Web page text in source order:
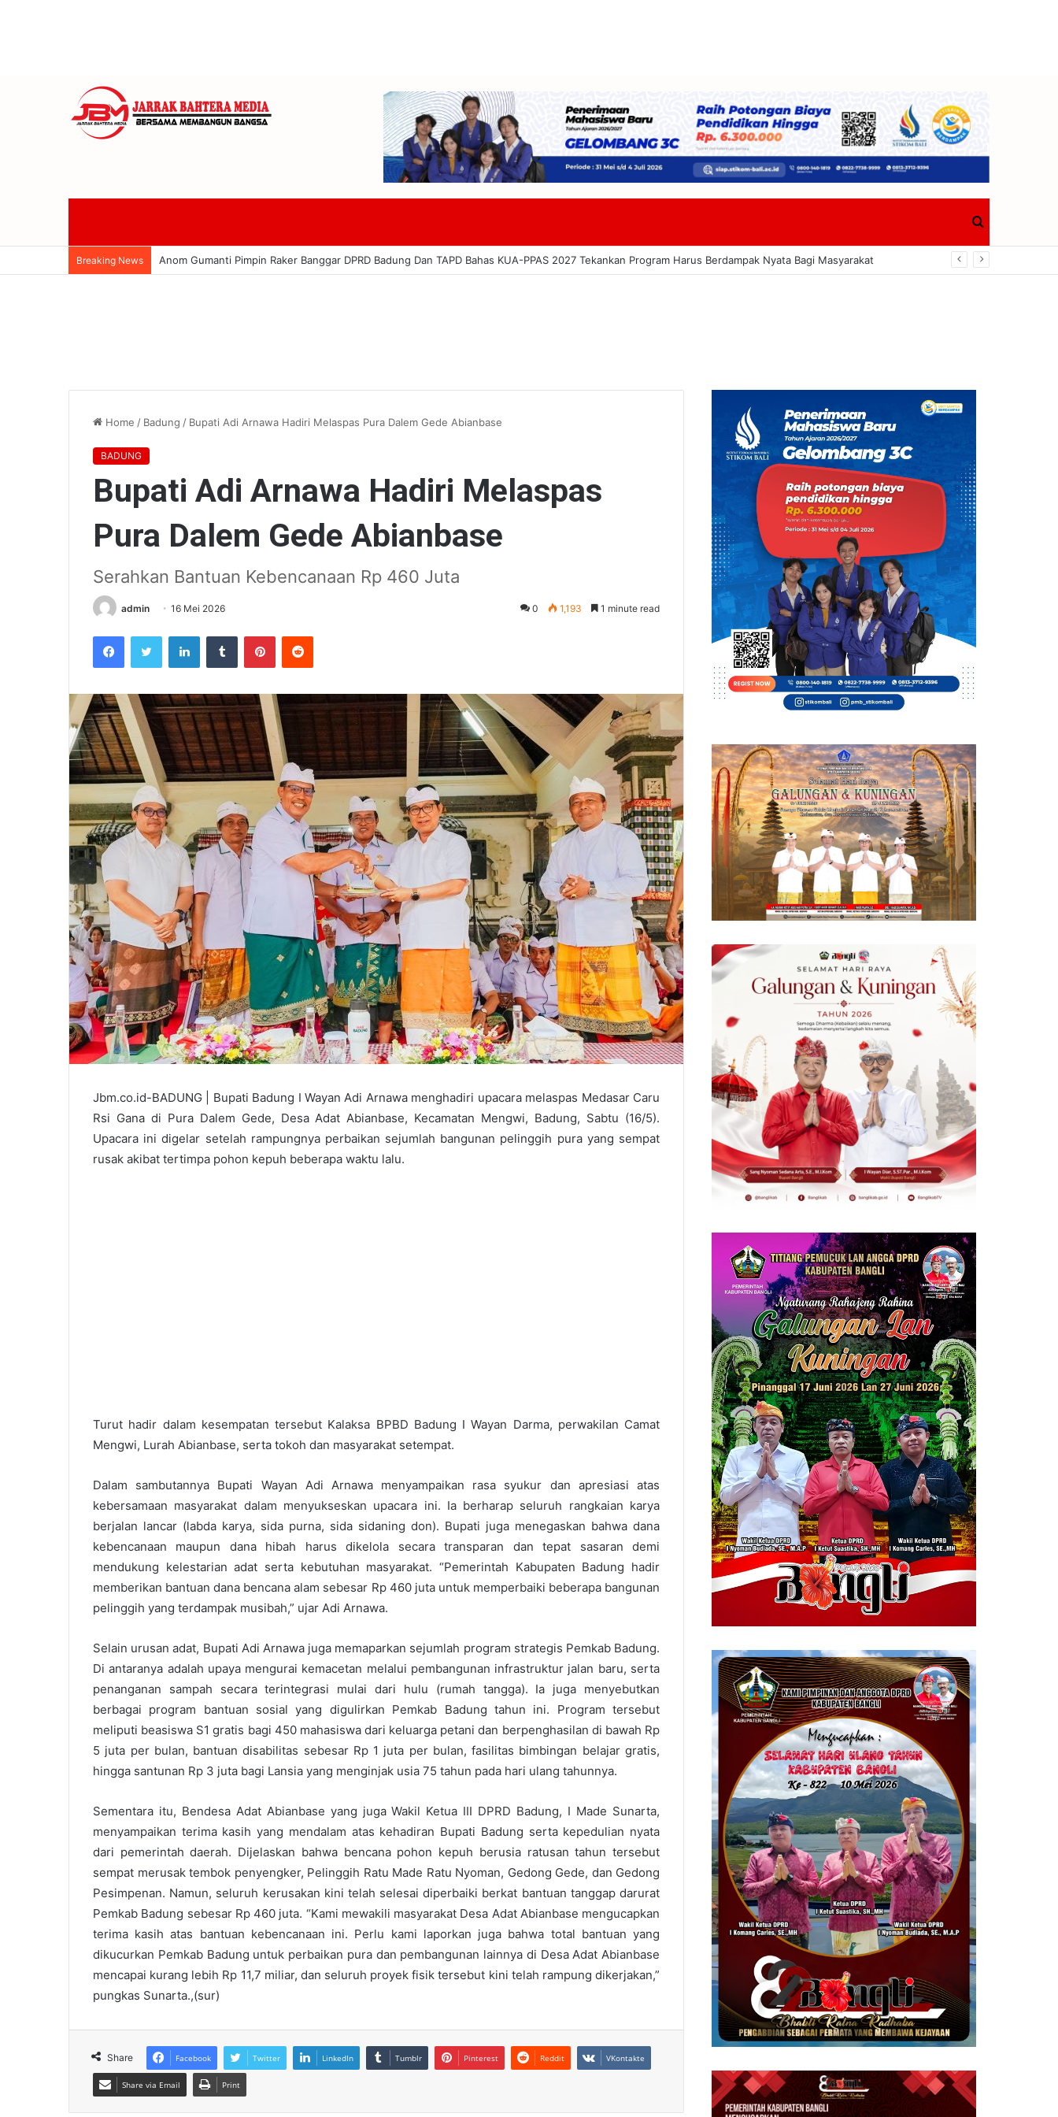
for
Breaking News Banggar DPRD Badung Soroti Utang Rp822 Miliar: Lanang Umbara Minta Pemerataan Pembangunan Hingga Petang Dalam KUA-PPAS 2027
Home / Badung / Bupati Adi Arnawa Hadiri Melaspas Pura Dalem Gede Abianbase
BADUNG
Bupati Adi Arnawa Hadiri Melaspas
Pura Dalem Gede Abianbase
Serahkan Bantuan Kebencanaan Rp 460 Juta
admin 16 Mei 2026 0 1,193 1 minute read
Jbm.co.id-BADUNG | Bupati Badung I Wayan Adi Arnawa menghadiri upacara melaspas Medasar Caru
Rsi Gana di Pura Dalem Gede, Desa Adat Abianbase, Kecamatan Mengwi, Badung, Sabtu (16/5).
Upacara ini digelar setelah rampungnya perbaikan sejumlah bangunan pelinggih pura yang sempat
rusak akibat tertimpa pohon kepuh beberapa waktu lalu.
Turut hadir dalam kesempatan tersebut Kalaksa BPBD Badung I Wayan Darma, perwakilan Camat
Mengwi, Lurah Abianbase, serta tokoh dan masyarakat setempat.
Dalam sambutannya Bupati Wayan Adi Arnawa menyampaikan rasa syukur dan apresiasi atas
kebersamaan masyarakat dalam menyukseskan upacara ini. Ia berharap seluruh rangkaian karya
berjalan lancar (labda karya, sida purna, sida sidaning don). Bupati juga menegaskan bahwa dana
kebencanaan maupun dana hibah harus dikelola secara transparan dan tepat sasaran demi
mendukung kelestarian adat serta kebutuhan masyarakat. “Pemerintah Kabupaten Badung hadir
memberikan bantuan dana bencana alam sebesar Rp 460 juta untuk memperbaiki beberapa bangunan
pelinggih yang terdampak musibah,” ujar Adi Arnawa.
Selain urusan adat, Bupati Adi Arnawa juga memaparkan sejumlah program strategis Pemkab Badung.
Di antaranya adalah upaya mengurai kemacetan melalui pembangunan infrastruktur jalan baru, serta
penanganan sampah secara terintegrasi mulai dari hulu (rumah tangga). Ia juga menyebutkan
berbagai program bantuan sosial yang digulirkan Pemkab Badung tahun ini. Program tersebut
meliputi beasiswa S1 gratis bagi 450 mahasiswa dari keluarga petani dan berpenghasilan di bawah Rp
5 juta per bulan, bantuan disabilitas sebesar Rp 1 juta per bulan, fasilitas bimbingan belajar gratis,
hingga santunan Rp 3 juta bagi Lansia yang menginjak usia 75 tahun pada hari ulang tahunnya.
Sementara itu, Bendesa Adat Abianbase yang juga Wakil Ketua III DPRD Badung, I Made Sunarta,
menyampaikan terima kasih yang mendalam atas kehadiran Bupati Badung serta kepedulian nyata
dari pemerintah daerah. Dijelaskan bahwa bencana pohon kepuh berusia ratusan tahun tersebut
sempat merusak tembok penyengker, Pelinggih Ratu Made Ratu Nyoman, Gedong Gede, dan Gedong
Pesimpenan. Namun, seluruh kerusakan kini telah selesai diperbaiki berkat bantuan tanggap darurat
Pemkab Badung sebesar Rp 460 juta. “Kami mewakili masyarakat Desa Adat Abianbase mengucapkan
terima kasih atas bantuan kebencanaan ini. Perlu kami laporkan juga bahwa total bantuan yang
dikucurkan Pemkab Badung untuk perbaikan pura dan pembangunan lainnya di Desa Adat Abianbase
mencapai kurang lebih Rp 11,7 miliar, dan seluruh proyek fisik tersebut kini telah rampung dikerjakan,”
pungkas Sunarta.,(sur)
Share Facebook Twitter LinkedIn Tumblr Pinterest Reddit VKontakte
Share via Email Print